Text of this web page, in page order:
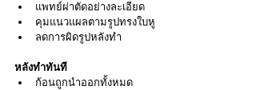
แพทย์ผ่าตัดอย่างละเอียด
คุมแนวแผลตามรูปทรงใบหู
ลดการผิดรูปหลังทำ
หลังทำทันที
ก้อนถูกนำออกทั้งหมด